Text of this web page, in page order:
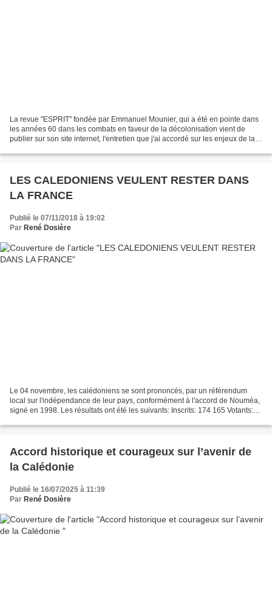
La revue "ESPRIT" fondée par Emmanuel Mounier, qui a été en pointe dans
les années 60 dans les combats en faveur de la décolonisation vient de
publier sur son site internet, l'entretien que j'ai accordé sur les enjeux de la
LES CALEDONIENS VEULENT RESTER DANS
LA FRANCE
Publié le 07/11/2018 à 19:02
Par René Dosière
Le 04 novembre, les calédoniens se sont prononcés, par un référendum
local sur l'indépendance de leur pays, conformément à l'accord de Nouméa,
signé en 1998. Les résultats ont été les suivants: Inscrits: 174 165 Votants:
Accord historique et courageux sur l’avenir de
la Calédonie
Publié le 16/07/2025 à 11:39
Par René Dosière